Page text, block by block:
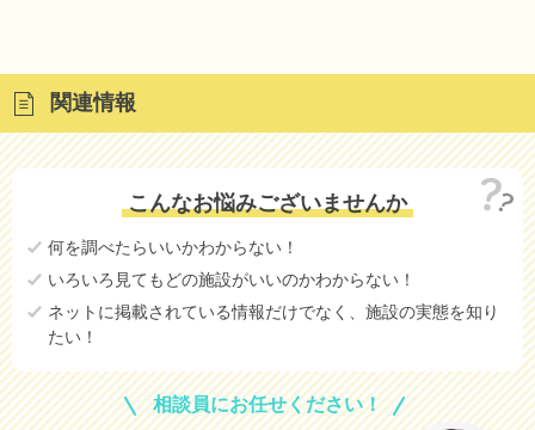
関連情報
こんなお悩みございませんか
何を調べたらいいかわからない！
いろいろ見てもどの施設がいいのかわからない！
ネットに掲載されている情報だけでなく、施設の実態を知り
たい！
相談員にお任せください！